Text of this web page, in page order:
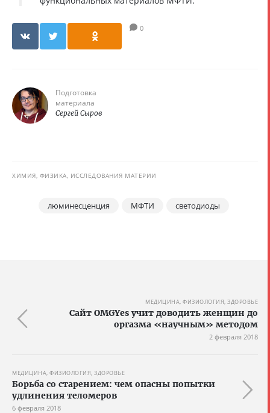
0
Подготовка
материала
Сергей Сыров
ХИМИЯ, ФИЗИКА, ИССЛЕДОВАНИЯ МАТЕРИИ
люминесценция МФТИ светодиоды
МЕДИЦИНА, ФИЗИОЛОГИЯ, ЗДОРОВЬЕ
Сайт OMGYes учит доводить женщин до
оргазма «научным» методом
2 февраля 2018
МЕДИЦИНА, ФИЗИОЛОГИЯ, ЗДОРОВЬЕ
Борьба со старением: чем опасны попытки
удлинения теломеров
6 февраля 2018